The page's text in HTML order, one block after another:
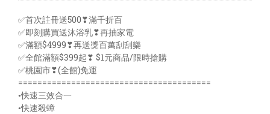
✅首次註冊送500❣滿千折百
✅即刻購買送沐浴乳❣再抽家電
✅滿額$4999❣再送獎百萬刮刮樂
✅全館滿額$399起❣ $1元商品/限時搶購
✅桃園市❣(全館)免運
========================================
•快速三效合一
•快速殺蟑